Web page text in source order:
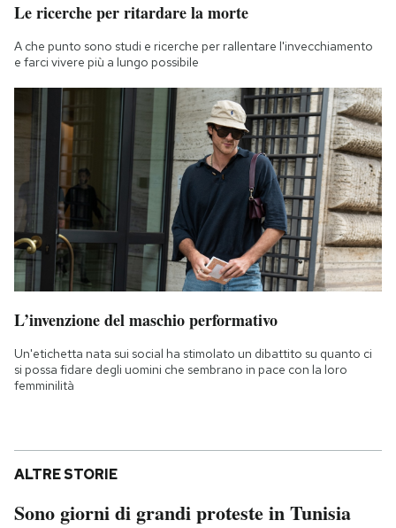
Le ricerche per ritardare la morte
A che punto sono studi e ricerche per rallentare l'invecchiamento
e farci vivere più a lungo possibile
L’invenzione del maschio performativo
Un'etichetta nata sui social ha stimolato un dibattito su quanto ci
si possa fidare degli uomini che sembrano in pace con la loro
femminilità
ALTRE STORIE
Sono giorni di grandi proteste in Tunisia